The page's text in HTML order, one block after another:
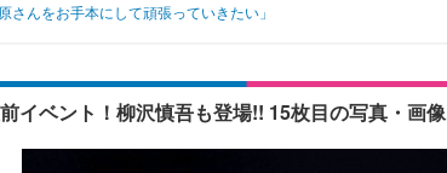
ング
TOP
TOP
ト
さんをお手本にして頑張っていきたい」
イベント！柳沢慎吾も登場!! 15枚目の写真・画像